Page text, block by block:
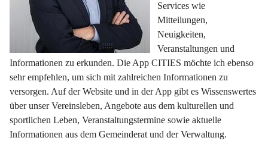
Services wie
Mitteilungen,
Neuigkeiten,
Veranstaltungen und
Informationen zu erkunden. Die App CITIES möchte ich ebenso
sehr empfehlen, um sich mit zahlreichen Informationen zu
versorgen. Auf der Website und in der App gibt es Wissenswertes
über unser Vereinsleben, Angebote aus dem kulturellen und
sportlichen Leben, Veranstaltungstermine sowie aktuelle
Informationen aus dem Gemeinderat und der Verwaltung.